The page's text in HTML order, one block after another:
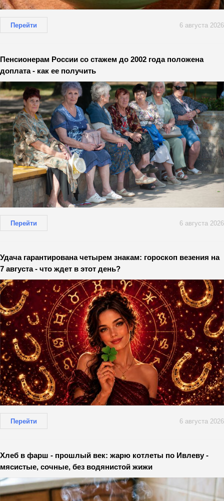
Перейти 6 августа 2026
Пенсионерам России со стажем до 2002 года положена
доплата - как ее получить
Перейти 6 августа 2026
Удача гарантирована четырем знакам: гороскоп везения на
7 августа - что ждет в этот день?
Перейти 6 августа 2026
Хлеб в фарш - прошлый век: жарю котлеты по Ивлеву -
мясистые, сочные, без водянистой жижи